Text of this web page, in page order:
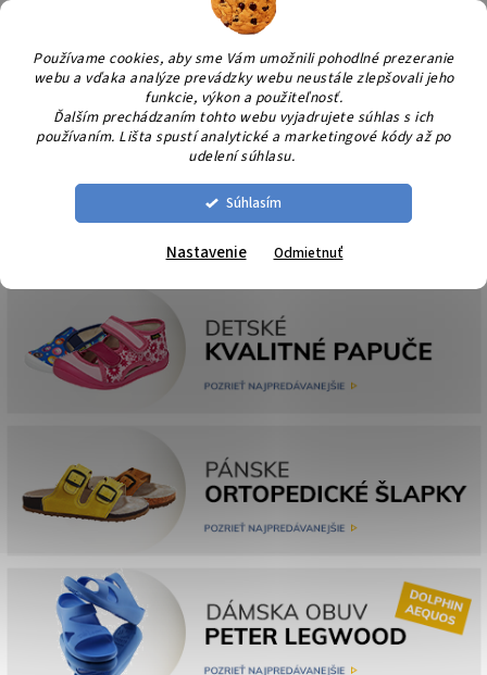
Používame cookies, aby sme Vám umožnili pohodlné prezeranie
webu a vďaka analýze prevádzky webu neustále zlepšovali jeho
funkcie, výkon a použiteľnosť.
Ďalším prechádzaním tohto webu vyjadrujete súhlas s ich
používaním. Lišta spustí analytické a marketingové kódy až po
udelení súhlasu.
Súhlasím
Nastavenie Odmietnuť
Prejsť
obsah